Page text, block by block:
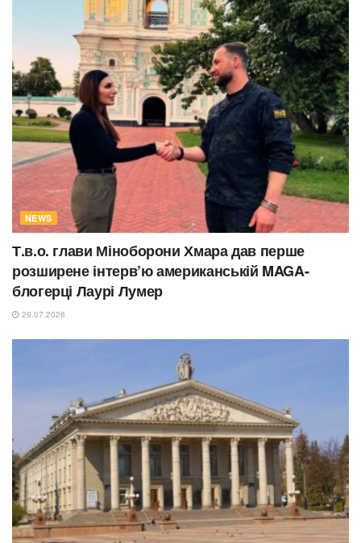
NEWS
Т.в.о. глави Міноборони Хмара дав перше
розширене інтерв’ю американській MAGA-
блогерці Лаурі Лумер
29.07.2026